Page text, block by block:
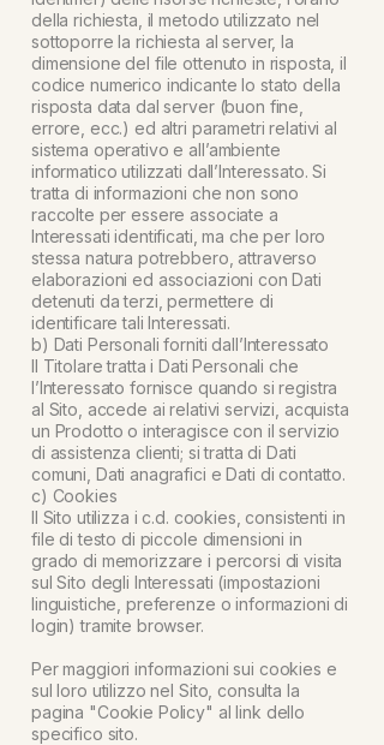
della richiesta, il metodo utilizzato nel
sottoporre la richiesta al server, la
dimensione del file ottenuto in risposta, il
codice numerico indicante lo stato della
risposta data dal server (buon fine,
errore, ecc.) ed altri parametri relativi al
sistema operativo e all’ambiente
informatico utilizzati dall’Interessato. Si
tratta di informazioni che non sono
raccolte per essere associate a
Interessati identificati, ma che per loro
stessa natura potrebbero, attraverso
elaborazioni ed associazioni con Dati
detenuti da terzi, permettere di
identificare tali Interessati.
b) Dati Personali forniti dall’Interessato
Il Titolare tratta i Dati Personali che
l’Interessato fornisce quando si registra
al Sito, accede ai relativi servizi, acquista
un Prodotto o interagisce con il servizio
di assistenza clienti; si tratta di Dati
comuni, Dati anagrafici e Dati di contatto.
c) Cookies
Il Sito utilizza i c.d. cookies, consistenti in
file di testo di piccole dimensioni in
grado di memorizzare i percorsi di visita
sul Sito degli Interessati (impostazioni
linguistiche, preferenze o informazioni di
login) tramite browser.
Per maggiori informazioni sui cookies e
sul loro utilizzo nel Sito, consulta la
pagina "Cookie Policy" al link dello
specifico sito.